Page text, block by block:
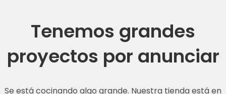
Tenemos grandes
proyectos por anunciar
Se está cocinando algo grande. Nuestra tienda está en